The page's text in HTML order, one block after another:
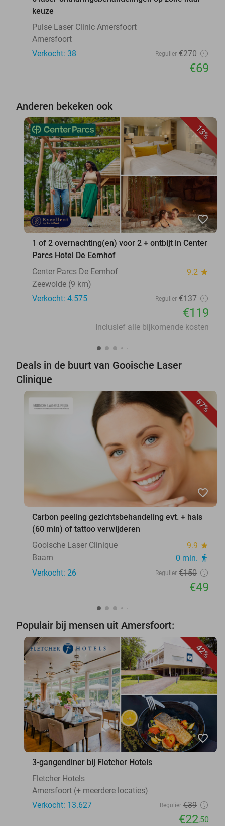
keuze
Pulse Laser Clinic Amersfoort
Amersfoort
Verkocht: 38
Regulier €270
€69
Anderen bekeken ook
13%
favorite_border
1 of 2 overnachting(en) voor 2 + ontbijt in Center
Parcs Hotel De Eemhof
Center Parcs De Eemhof
9.2 star
Zeewolde (9 km)
Verkocht: 4.575
Regulier €137
€119
Inclusief alle bijkomende kosten
Deals in de buurt van Gooische Laser
Clinique
67%
favorite_border
Carbon peeling gezichtsbehandeling evt. + hals
(60 min) of tattoo verwijderen
Gooische Laser Clinique
9.9 star
Baarn 0 min. directions_walk
Verkocht: 26 Regulier €150
€49
Populair bij mensen uit Amersfoort:
42%
favorite_border
3-gangendiner bij Fletcher Hotels
Fletcher Hotels
Amersfoort (+ meerdere locaties)
Verkocht: 13.627
Regulier €39
€22,50